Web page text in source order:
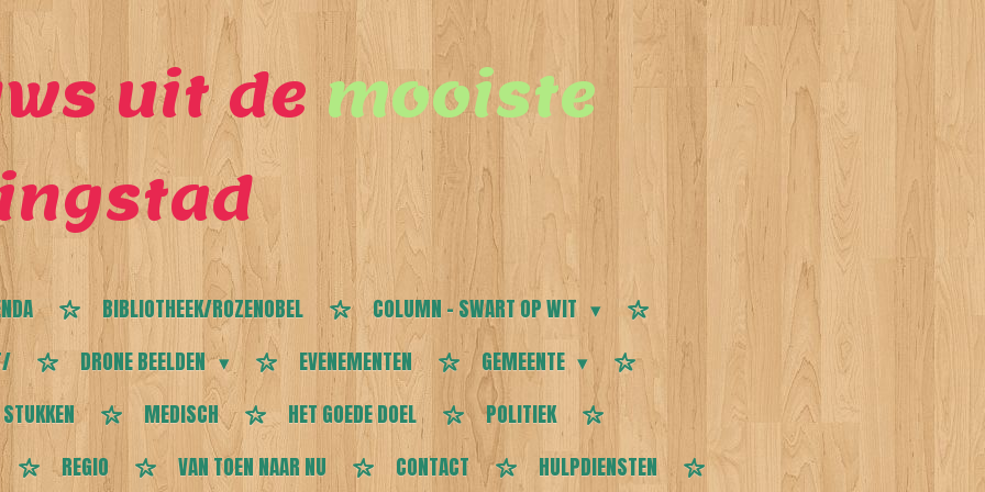
uit demooiste
BIBLIOTHEEK/ROZENOBEL
COLUMN - SWART OP WIT
DRONE BEELDEN EVENEMENTEN
GEMEENTE
MEDISCH HET GOEDE DOEL
POLITIEK
REGIO VAN TOEN NAAR NU CONTACT
HULPDIENSTEN